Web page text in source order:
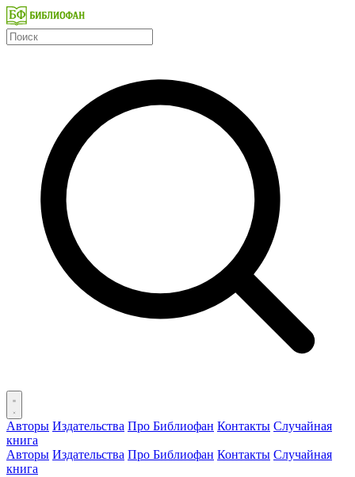
Авторы Издательства Про Библиофан Контакты Случайная
книга
Авторы Издательства Про Библиофан Контакты Случайная
книга